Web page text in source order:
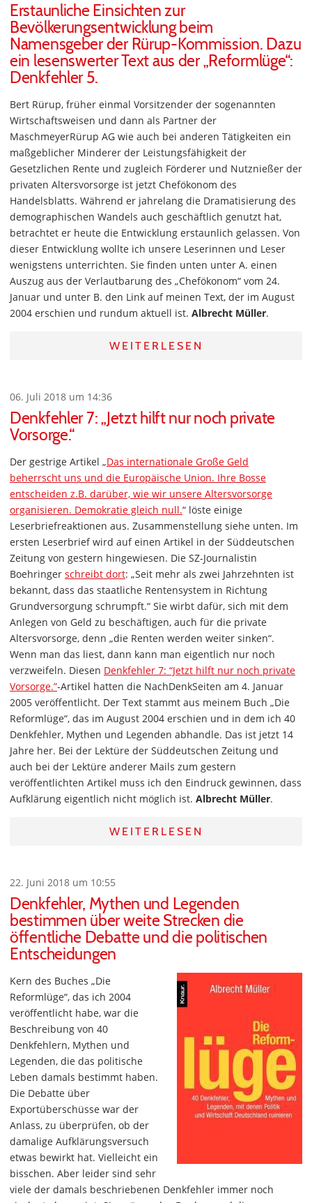
Erstaunliche Einsichten zur
Bevölkerungsentwicklung beim
Namensgeber der Rürup-Kommission. Dazu
ein lesenswerter Text aus der „Reformlüge“:
Denkfehler 5.
Bert Rürup, früher einmal Vorsitzender der sogenannten
Wirtschaftsweisen und dann als Partner der
MaschmeyerRürup AG wie auch bei anderen Tätigkeiten ein
maßgeblicher Minderer der Leistungsfähigkeit der
Gesetzlichen Rente und zugleich Förderer und Nutznießer der
privaten Altersvorsorge ist jetzt Chefökonom des
Handelsblatts. Während er jahrelang die Dramatisierung des
demographischen Wandels auch geschäftlich genutzt hat,
betrachtet er heute die Entwicklung erstaunlich gelassen. Von
dieser Entwicklung wollte ich unsere Leserinnen und Leser
wenigstens unterrichten. Sie finden unten unter A. einen
Auszug aus der Verlautbarung des „Chefökonom“ vom 24.
Januar und unter B. den Link auf meinen Text, der im August
2004 erschien und rundum aktuell ist. Albrecht Müller.
WEITERLESEN
06. Juli 2018 um 14:36
Denkfehler 7: „Jetzt hilft nur noch private
Vorsorge.“
Der gestrige Artikel „Das internationale Große Geld
beherrscht uns und die Europäische Union. Ihre Bosse
entscheiden z.B. darüber, wie wir unsere Altersvorsorge
organisieren. Demokratie gleich null.“ löste einige
Leserbriefreaktionen aus. Zusammenstellung siehe unten. Im
ersten Leserbrief wird auf einen Artikel in der Süddeutschen
Zeitung von gestern hingewiesen. Die SZ-Journalistin
Boehringer schreibt dort: „Seit mehr als zwei Jahrzehnten ist
bekannt, dass das staatliche Rentensystem in Richtung
Grundversorgung schrumpft.“ Sie wirbt dafür, sich mit dem
Anlegen von Geld zu beschäftigen, auch für die private
Altersvorsorge, denn „die Renten werden weiter sinken“.
Wenn man das liest, dann kann man eigentlich nur noch
verzweifeln. Diesen Denkfehler 7: “Jetzt hilft nur noch private
Vorsorge.”-Artikel hatten die NachDenkSeiten am 4. Januar
2005 veröffentlicht. Der Text stammt aus meinem Buch „Die
Reformlüge“, das im August 2004 erschien und in dem ich 40
Denkfehler, Mythen und Legenden abhandle. Das ist jetzt 14
Jahre her. Bei der Lektüre der Süddeutschen Zeitung und
auch bei der Lektüre anderer Mails zum gestern
veröffentlichten Artikel muss ich den Eindruck gewinnen, dass
Aufklärung eigentlich nicht möglich ist. Albrecht Müller.
WEITERLESEN
22. Juni 2018 um 10:55
Denkfehler, Mythen und Legenden
bestimmen über weite Strecken die
öffentliche Debatte und die politischen
Entscheidungen
Kern des Buches „Die
Reformlüge“, das ich 2004
veröffentlicht habe, war die
Beschreibung von 40
Denkfehlern, Mythen und
Legenden, die das politische
Leben damals bestimmt haben.
Die Debatte über
Exportüberschüsse war der
Anlass, zu überprüfen, ob der
damalige Aufklärungsversuch
etwas bewirkt hat. Vielleicht ein
bisschen. Aber leider sind sehr
viele der damals beschriebenen Denkfehler immer noch